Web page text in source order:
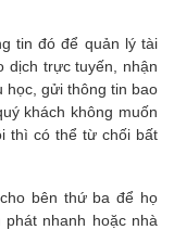
tin đó để quản lý tài
dịch trực tuyến, nhận
học, gửi thông tin bao
khách không muốn
thì có thể từ chối bất
bên thứ ba để họ
nhanh hoặc nhà